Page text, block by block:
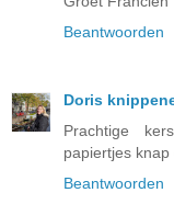
Beantwoorden
Doris
Prachtige
papiertjes
Beantwoorden